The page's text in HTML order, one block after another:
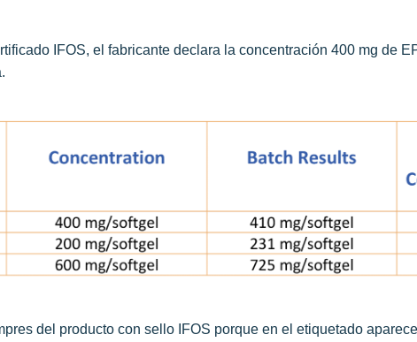
IFOS, el fabricante declara la concentración 400 mg de
del producto con sello IFOS porque en el etiquetado